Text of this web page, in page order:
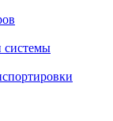
системы